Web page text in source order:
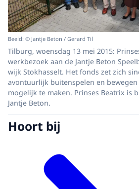
Beeld: © Jantje Beton / Gerard Til
Tilburg, woensdag 13 mei 2015:
werkbezoek aan de Jantje Beton
wijk Stokhasselt. Het fonds zet zich
avontuurlijk buitenspelen en
mogelijk te maken. Prinses Beatrix is
Jantje Beton.
Hoort bij